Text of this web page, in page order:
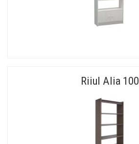
Riiul Alia 100